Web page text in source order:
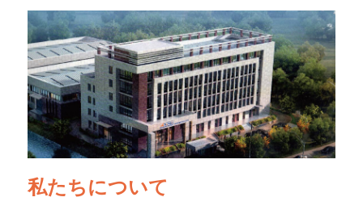
私たちについて